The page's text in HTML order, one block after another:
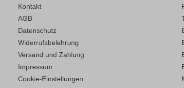
Kontakt
AGB
Datenschutz
Widerrufsbelehrung
Versand und Zahlung
Impressum
Cookie-Einstellungen